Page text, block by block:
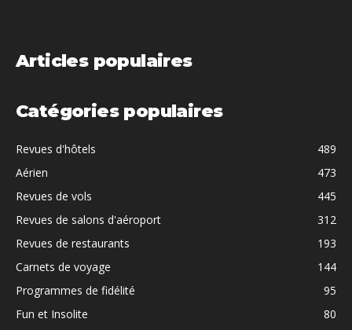
Articles populaires
Catégories populaires
Revues d'hôtels
489
Aérien
473
Revues de vols
445
Revues de salons d'aéroport
312
Revues de restaurants
193
Carnets de voyage
144
Programmes de fidélité
95
Fun et Insolite
80